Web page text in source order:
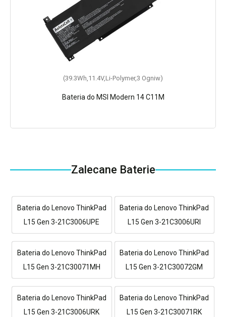
(39.3Wh,11.4V,Li-Polymer,3 Ogniw)
Bateria do MSI Modern 14 C11M
Zalecane Baterie
Bateria do Lenovo ThinkPad
L15 Gen 3-21C3006UPE
Bateria do Lenovo ThinkPad
L15 Gen 3-21C3006URI
Bateria do Lenovo ThinkPad
L15 Gen 3-21C30071MH
Bateria do Lenovo ThinkPad
L15 Gen 3-21C30072GM
Bateria do Lenovo ThinkPad
L15 Gen 3-21C3006URK
Bateria do Lenovo ThinkPad
L15 Gen 3-21C30071RK